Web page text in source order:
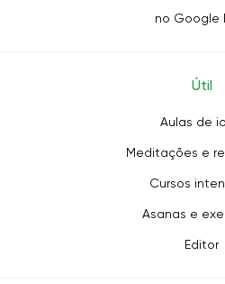
no Google
Útil
Aulas de
Meditações e
Cursos
Asanas e
Editor